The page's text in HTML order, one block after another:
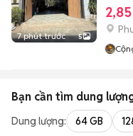
7 phút trước 5
Bạn cần tìm dung
Dung lượng: 64 GB